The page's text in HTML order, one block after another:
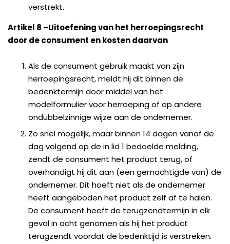
verstrekt.
Artikel 8 –Uitoefening van het herroepingsrecht
door de consument en kosten daarvan
Als de consument gebruik maakt van zijn
herroepingsrecht, meldt hij dit binnen de
bedenktermijn door middel van het
modelformulier voor herroeping of op andere
ondubbelzinnige wijze aan de ondernemer.
Zo snel mogelijk, maar binnen 14 dagen vanaf de
dag volgend op de in lid 1 bedoelde melding,
zendt de consument het product terug, of
overhandigt hij dit aan (een gemachtigde van) de
ondernemer. Dit hoeft niet als de ondernemer
heeft aangeboden het product zelf af te halen.
De consument heeft de terugzendtermijn in elk
geval in acht genomen als hij het product
terugzendt voordat de bedenktijd is verstreken.